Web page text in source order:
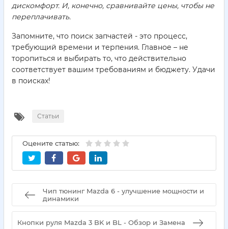
дискомфорт. И, конечно, сравнивайте цены, чтобы не
переплачивать.
Запомните, что поиск запчастей - это процесс,
требующий времени и терпения. Главное – не
торопиться и выбирать то, что действительно
соответствует вашим требованиям и бюджету. Удачи
в поисках!
Статьи
Оцените статью:
Чип тюнинг Mazda 6 - улучшение мощности и
динамики
Кнопки руля Mazda 3 BK и BL - Обзор и Замена